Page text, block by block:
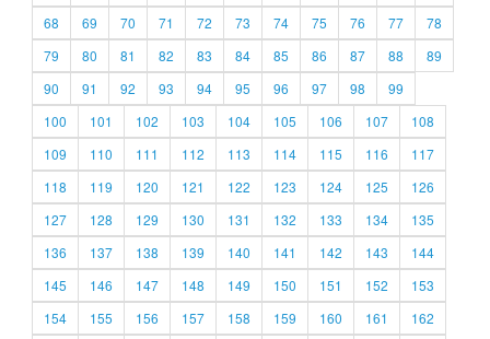
68
69 70 71 72 73 74 75 76 77
78
79
80 81 82 83 84 85 86 87 88
89
90
91 92 93 94 95 96 97 98
99
100
101 102 103 104 105 106 107
108
109
110 111 112 113 114 115 116
117
118
119 120 121 122 123 124 125
126
127
128 129 130 131 132 133 134
135
136
137 138 139 140 141 142 143
144
145
146 147 148 149 150 151 152
153
154
155 156 157 158 159 160 161
162